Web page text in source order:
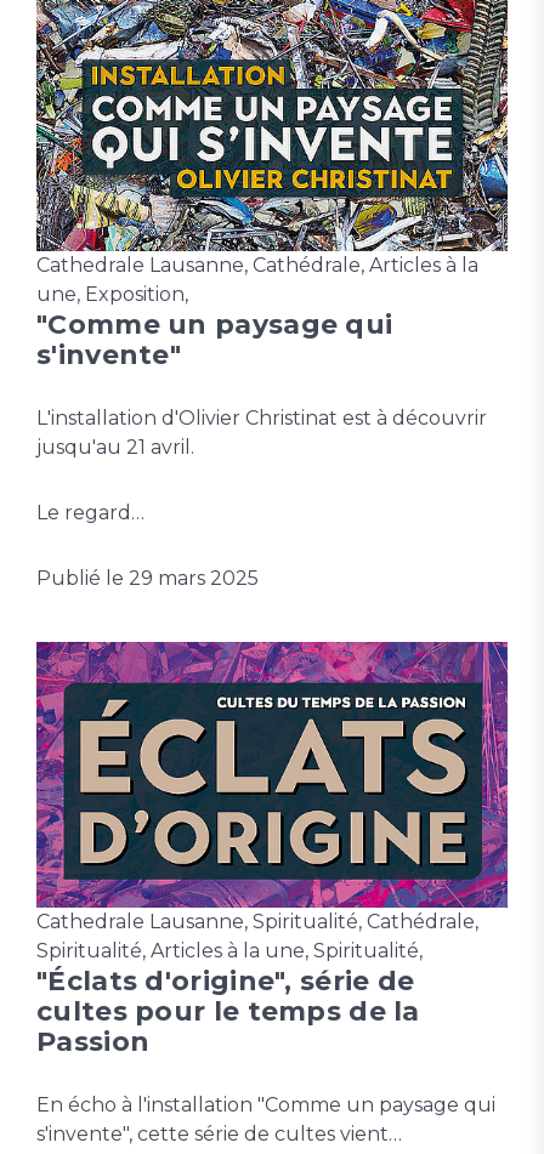
Cathedrale Lausanne, Cathédrale, Articles à la
une, Exposition,
"Comme un paysage qui
s'invente"
L'installation d'Olivier Christinat est à découvrir
jusqu'au 21 avril.
Le regard…
Publié le 29 mars 2025
Cathedrale Lausanne, Spiritualité, Cathédrale,
Spiritualité, Articles à la une, Spiritualité,
"Éclats d'origine", série de
cultes pour le temps de la
Passion
En écho à l'installation "Comme un paysage qui
s'invente", cette série de cultes vient…